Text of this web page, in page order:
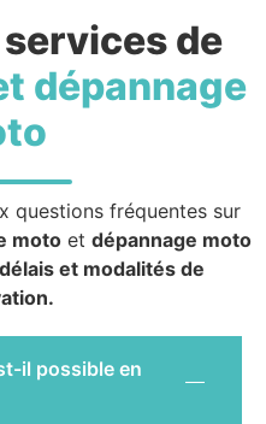
services de
dépannage
questions fréquentes sur
moto et dépannage moto
et modalités de
il possible en